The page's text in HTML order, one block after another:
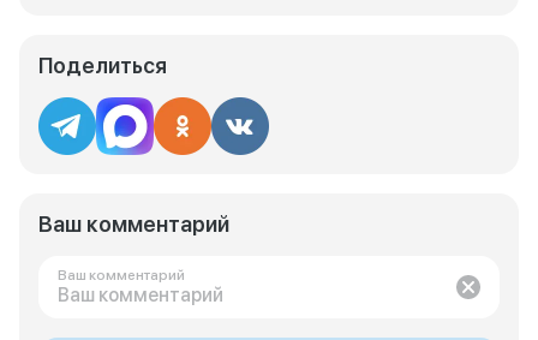
Поделиться
Ваш комментарий
Ваш комментарий